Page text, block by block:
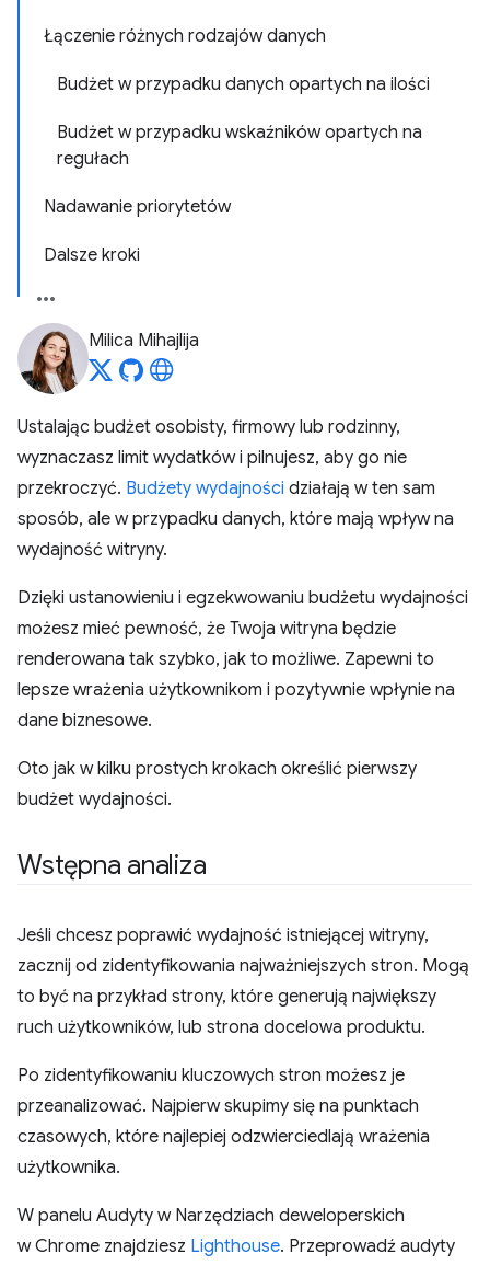
Łączenie różnych rodzajów danych
Budżet w przypadku danych opartych na ilości
Budżet w przypadku wskaźników opartych na
regułach
Nadawanie priorytetów
Dalsze kroki
Milica Mihajlija
Ustalając budżet osobisty, firmowy lub rodzinny,
wyznaczasz limit wydatków i pilnujesz, aby go nie
przekroczyć. Budżety wydajności działają w ten sam
sposób, ale w przypadku danych, które mają wpływ na
wydajność witryny.
Dzięki ustanowieniu i egzekwowaniu budżetu wydajności
możesz mieć pewność, że Twoja witryna będzie
renderowana tak szybko, jak to możliwe. Zapewni to
lepsze wrażenia użytkownikom i pozytywnie wpłynie na
dane biznesowe.
Oto jak w kilku prostych krokach określić pierwszy
budżet wydajności.
Wstępna analiza
Jeśli chcesz poprawić wydajność istniejącej witryny,
zacznij od zidentyfikowania najważniejszych stron. Mogą
to być na przykład strony, które generują największy
ruch użytkowników, lub strona docelowa produktu.
Po zidentyfikowaniu kluczowych stron możesz je
przeanalizować. Najpierw skupimy się na punktach
czasowych, które najlepiej odzwierciedlają wrażenia
użytkownika.
W panelu Audyty w Narzędziach deweloperskich
w Chrome znajdziesz Lighthouse. Przeprowadź audyty